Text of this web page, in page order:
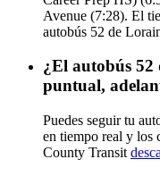
Avenue (7:28). El
autobús 52 de
¿El autobús
puntual,
Puedes seguir tu
en tiempo real y los
County Transit